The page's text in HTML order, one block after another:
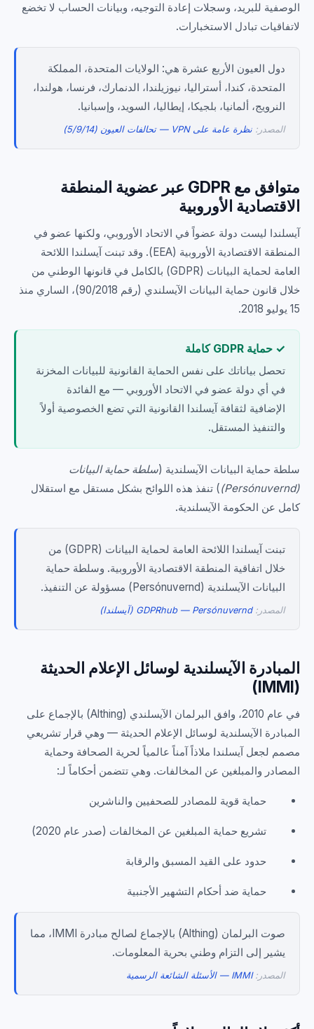
الوصفية للبريد، وسجلات إعادة التوجيه، وبيانات الحساب لا تخضع
لاتفاقيات تبادل الاستخبارات.
دول العيون الأربع عشرة هي: الولايات المتحدة، المملكة
المتحدة، كندا، أستراليا، نيوزيلندا، الدنمارك، فرنسا، هولندا،
النرويج، ألمانيا، بلجيكا، إيطاليا، السويد، وإسبانيا.
المصدر: نظرة عامة على VPN — تحالفات العيون (5/9/14)
متوافق مع GDPR عبر عضوية المنطقة
الاقتصادية الأوروبية
آيسلندا ليست دولة عضواً في الاتحاد الأوروبي، ولكنها عضو في
المنطقة الاقتصادية الأوروبية (EEA). وقد تبنت آيسلندا اللائحة
العامة لحماية البيانات (GDPR) بالكامل في قانونها الوطني من
خلال قانون حماية البيانات الآيسلندي (رقم 90/2018)، الساري منذ
15 يوليو 2018.
✓ حماية GDPR كاملة
تحصل بياناتك على نفس الحماية القانونية للبيانات المخزنة
في أي دولة عضو في الاتحاد الأوروبي — مع الفائدة
الإضافية لثقافة آيسلندا القانونية التي تضع الخصوصية أولاً
والتنفيذ المستقل.
سلطة حماية البيانات الآيسلندية (سلطة حماية البيانات
(Persónuvernd)
) تنفذ هذه اللوائح بشكل مستقل مع استقلال
كامل عن الحكومة الآيسلندية.
تبنت آيسلندا اللائحة العامة لحماية البيانات (GDPR) من
خلال اتفاقية المنطقة الاقتصادية الأوروبية. وسلطة حماية
البيانات الآيسلندية (Persónuvernd) مسؤولة عن التنفيذ.
المصدر:GDPRhub — Persónuvernd (آيسلندا)
المبادرة الآيسلندية لوسائل الإعلام الحديثة
(IMMI)
في عام 2010، وافق البرلمان الآيسلندي (Althing) بالإجماع على
المبادرة الآيسلندية لوسائل الإعلام الحديثة — وهي قرار تشريعي
مصمم لجعل آيسلندا ملاذاً آمناً عالمياً لحرية الصحافة وحماية
المصادر والمبلغين عن المخالفات. وهي تتضمن أحكاماً لـ:
حماية قوية للمصادر للصحفيين والناشرين
تشريع حماية المبلغين عن المخالفات (صدر عام 2020)
حدود على القيد المسبق والرقابة
حماية ضد أحكام التشهير الأجنبية
صوت البرلمان (Althing) بالإجماع لصالح مبادرة IMMI، مما
يشير إلى التزام وطني بحرية المعلومات.
المصدر:IMMI — الأسئلة الشائعة الرسمية